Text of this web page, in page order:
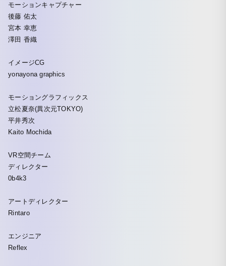
モーションキャプチャー
後藤 佑太
宮本 幸恵
澤田 香織
イメージCG
yonayona graphics
モーショングラフィックス
立松夏奈(異次元TOKYO)
平井秀次
Kaito Mochida
VR空間チーム
ディレクター
0b4k3
アートディレクター
Rintaro
エンジニア
Reflex